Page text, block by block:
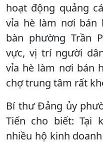
hoạt động quảng
vỉa hè làm nơi bán
bàn phường Trần
vực, vị trí người
vỉa hè làm nơi bán
chợ trung tâm rất
Bí thư Đảng ủy
Tiến cho biết: Tại
nhiều hộ kinh